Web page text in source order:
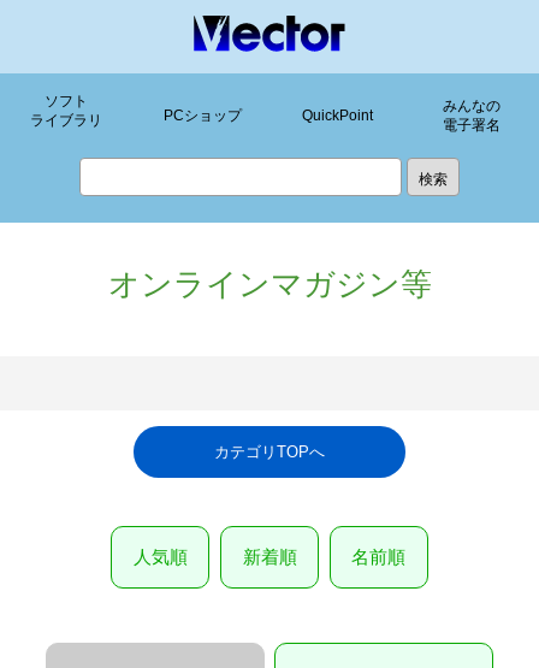
ソフト
ライブラリ
PCショップ QuickPoint
みんなの
電子署名
オンラインマガジン等
カテゴリTOPへ
人気順 新着順 名前順